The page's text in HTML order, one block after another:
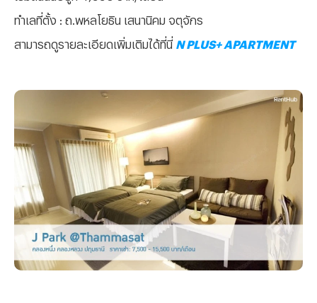
ทำเลที่ตั้ง : ถ.พหลโยธิน เสนานิคม จตุจักร
สามารถดูรายละเอียดเพิ่มเติมได้ที่นี่ N PLUS+ APARTMENT